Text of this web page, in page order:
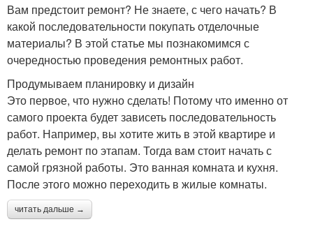
Вам предстоит ремонт? Не знаете, с чего начать? В
какой последовательности покупать отделочные
материалы? В этой статье мы познакомимся с
очередностью проведения ремонтных работ.
Продумываем планировку и дизайн
Это первое, что нужно сделать! Потому что именно от
самого проекта будет зависеть последовательность
работ. Например, вы хотите жить в этой квартире и
делать ремонт по этапам. Тогда вам стоит начать с
самой грязной работы. Это ванная комната и кухня.
После этого можно переходить в жилые комнаты.
читать дальше →